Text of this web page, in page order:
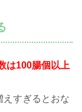
は100腸個以上
えすぎるとおな